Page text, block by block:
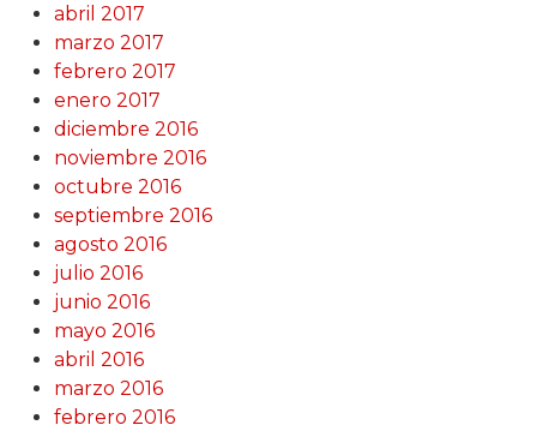
abril 2017
marzo 2017
febrero 2017
enero 2017
diciembre 2016
noviembre 2016
octubre 2016
septiembre 2016
agosto 2016
julio 2016
junio 2016
mayo 2016
abril 2016
marzo 2016
febrero 2016